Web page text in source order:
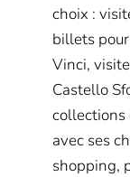
choix :
billets pour
Vinci,
Castello
collections
avec ses
shopping,